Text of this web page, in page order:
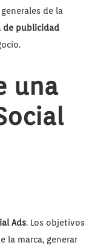
de la
de publicidad
una
Ads. Los objetivos
la marca, generar